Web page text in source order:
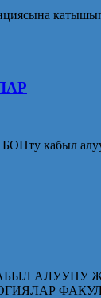
кабыл
АЛУУНУ